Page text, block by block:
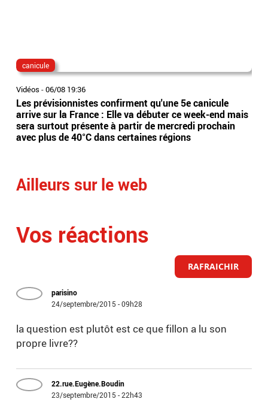
canicule
Vidéos -06/08 19:36
Les prévisionnistes confirment qu'une 5e canicule
arrive sur la France : Elle va débuter ce week-end mais
sera surtout présente à partir de mercredi prochain
avec plus de 40°C dans certaines régions
Ailleurs sur le web
Vos réactions
RAFRAICHIR
parisino
24/septembre/2015 - 09h28
la question est plutôt est ce que fillon a lu son
propre livre??
22.rue.Eugène.Boudin
23/septembre/2015 - 22h43